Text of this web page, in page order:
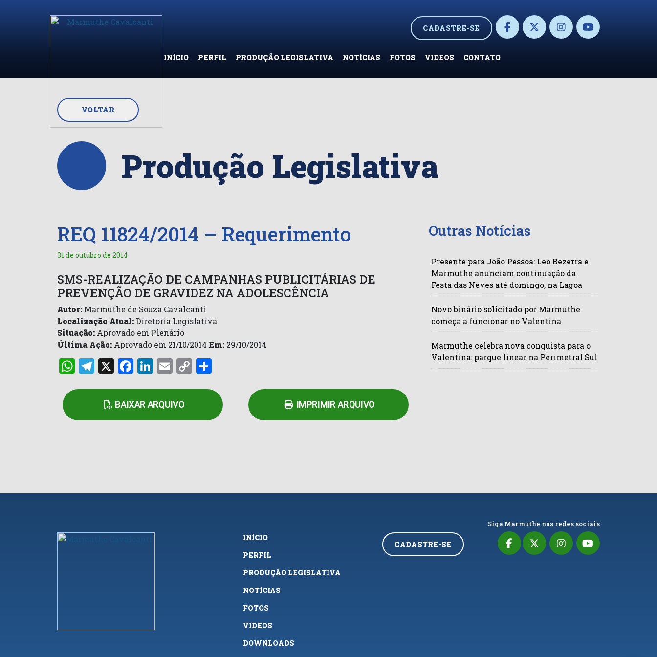
CADASTRE-SE
INÍCIO PERFIL PRODUÇÃO LEGISLATIVA NOTÍCIAS FOTOS VIDEOS CONTATO
VOLTAR
Produção Legislativa
REQ 11824/2014 – Requerimento
31 de outubro de 2014
SMS-REALIZAÇÃO DE CAMPANHAS PUBLICITÁRIAS DE
PREVENÇÃO DE GRAVIDEZ NA ADOLESCÊNCIA
Autor: Marmuthe de Souza Cavalcanti
Localização Atual:Diretoria Legislativa
Situação: Aprovado em Plenário
Última Ação: Aprovado em 21/10/2014 Em: 29/10/2014
WhatsApp
Telegram
X Facebook
LinkedIn
Email
Copy
BAIXAR ARQUIVO IMPRIMIR ARQUIVO
Outras Notícias
Presente para João Pessoa: Leo Bezerra e
Marmuthe anunciam continuação da
Festa das Neves até domingo, na Lagoa
Novo binário solicitado por Marmuthe
começa a funcionar no Valentina
Marmuthe celebra nova conquista para o
Valentina: parque linear na Perimetral Sul
INÍCIO
PERFIL
PRODUÇÃO LEGISLATIVA
NOTÍCIAS
FOTOS
VIDEOS
DOWNLOADS
CADASTRE-SE
Siga Marmuthe nas redes sociais